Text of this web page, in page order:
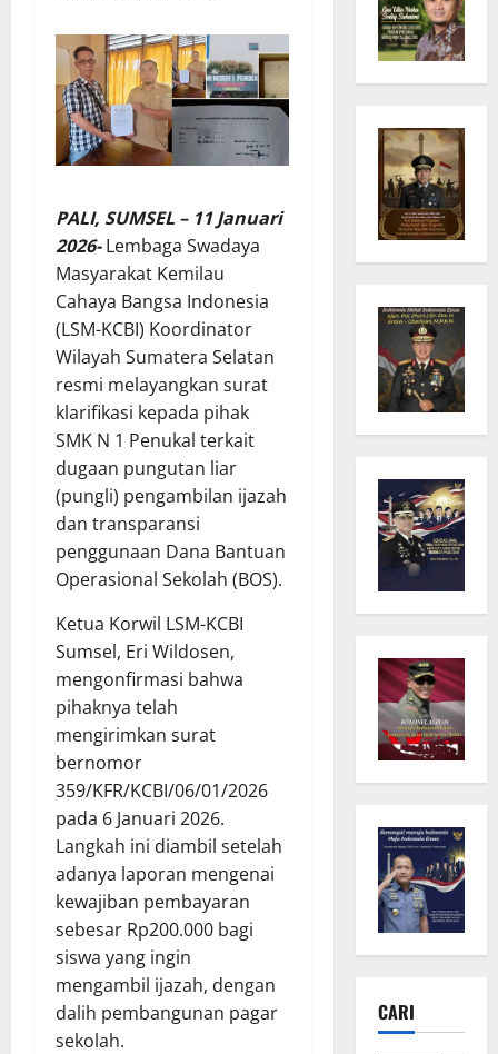
PALI, SUMSEL – 11 Januari
2026-Lembaga Swadaya
Masyarakat Kemilau
Cahaya Bangsa Indonesia
(LSM-KCBI) Koordinator
Wilayah Sumatera Selatan
resmi melayangkan surat
klarifikasi kepada pihak
SMK N 1 Penukal terkait
dugaan pungutan liar
(pungli) pengambilan ijazah
dan transparansi
penggunaan Dana Bantuan
Operasional Sekolah (BOS).
Ketua Korwil LSM-KCBI
Sumsel, Eri Wildosen,
mengonfirmasi bahwa
pihaknya telah
mengirimkan surat
bernomor
359/KFR/KCBI/06/01/2026
pada 6 Januari 2026.
Langkah ini diambil setelah
adanya laporan mengenai
kewajiban pembayaran
sebesar Rp200.000 bagi
siswa yang ingin
mengambil ijazah, dengan
dalih pembangunan pagar
sekolah.
CARI